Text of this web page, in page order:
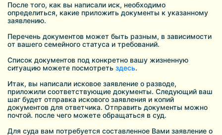
После того, как вы написали иск, необходимо
определиться, какие приложить документы к указанному
заявлению.
Перечень документов может быть разным, в зависимости
от вашего семейного статуса и требований.
Список документов под конкретно вашу жизненную
ситуацию можете посмотреть здесь.
Итак, вы написали исковое заявление о разводе,
приложили соответствующие документы. Следующий ваш
шаг будет отправка искового заявления и копий
документов для ответчика. Отправить документы можно
почтой. после чего можете обращаться в суд.
Для суда вам потребуется составленное Вами заявление о